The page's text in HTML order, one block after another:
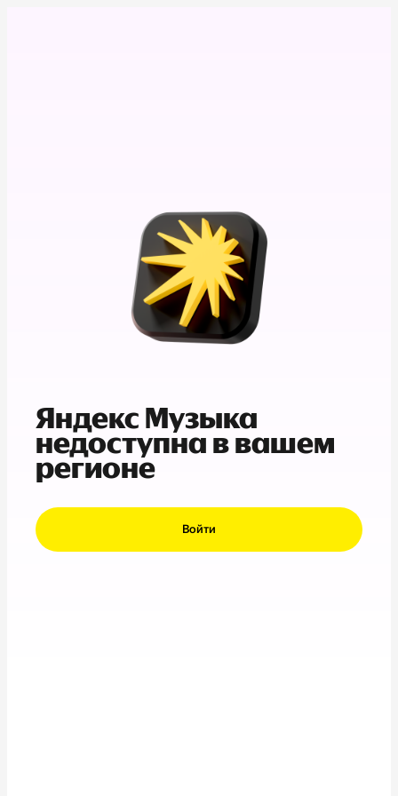
Яндекс Музыка
недоступна в вашем
регионе
Войти